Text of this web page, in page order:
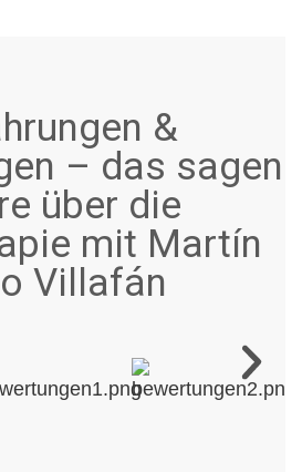
&
– das sagen
über die
mit Martín
Villafán